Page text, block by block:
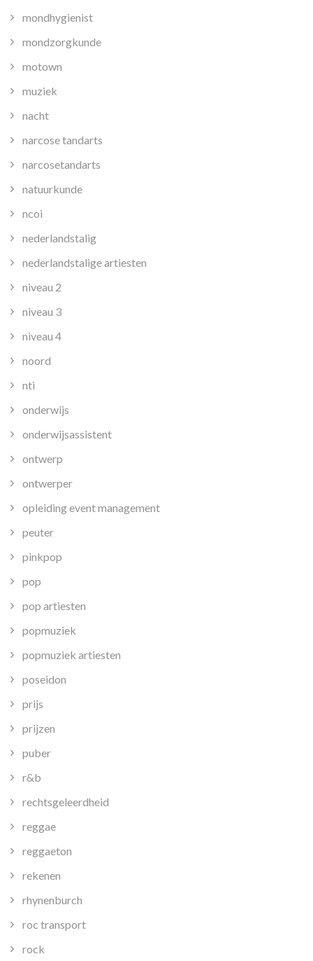
mondhygienist
mondzorgkunde
motown
muziek
nacht
narcose tandarts
narcosetandarts
natuurkunde
ncoi
nederlandstalig
nederlandstalige artiesten
niveau 2
niveau 3
niveau 4
noord
nti
onderwijs
onderwijsassistent
ontwerp
ontwerper
opleiding event management
peuter
pinkpop
pop
pop artiesten
popmuziek
popmuziek artiesten
poseidon
prijs
prijzen
puber
r&b
rechtsgeleerdheid
reggae
reggaeton
rekenen
rhynenburch
roc transport
rock